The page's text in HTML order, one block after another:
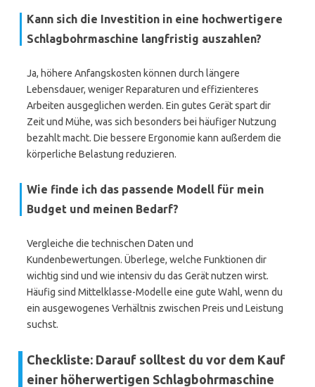
Kann sich die Investition in eine hochwertigere
Schlagbohrmaschine langfristig auszahlen?
Ja, höhere Anfangskosten können durch längere
Lebensdauer, weniger Reparaturen und effizienteres
Arbeiten ausgeglichen werden. Ein gutes Gerät spart dir
Zeit und Mühe, was sich besonders bei häufiger Nutzung
bezahlt macht. Die bessere Ergonomie kann außerdem die
körperliche Belastung reduzieren.
Wie finde ich das passende Modell für mein
Budget und meinen Bedarf?
Vergleiche die technischen Daten und
Kundenbewertungen. Überlege, welche Funktionen dir
wichtig sind und wie intensiv du das Gerät nutzen wirst.
Häufig sind Mittelklasse-Modelle eine gute Wahl, wenn du
ein ausgewogenes Verhältnis zwischen Preis und Leistung
suchst.
Checkliste: Darauf solltest du vor dem Kauf
einer höherwertigen Schlagbohrmaschine